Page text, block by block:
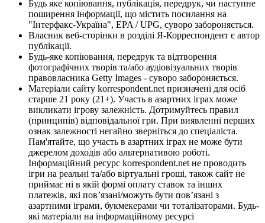
Будь яке копіювання, публікація, передрук, чи наступне
поширення інформації, що містить посилання на
"Інтерфакс-Україна", EPA / UPG, суворо забороняється.
Власник веб-сторінки в розділі Я-Корреспондент є автор
публікації.
Будь-яке копіювання, передрук та відтворення
фотографічних творів та/або аудіовізуальних творів
правовласника Getty Images - суворо забороняється.
Матеріали сайту korrespondent.net призначені для осіб
старше 21 року (21+). Участь в азартних іграх може
викликати ігрову залежність. Дотримуйтесь правил
(принципів) відповідальної гри. При виявленні перших
ознак залежності негайно зверніться до спеціаліста.
Пам'ятайте, що участь в азартних іграх не може бути
джерелом доходів або альтернативою роботі.
Інформаційний ресурс korrespondent.net не проводить
ігри на реальні та/або віртуальні гроші, також сайт не
приймає ні в якій формі оплату ставок та інших
платежів, які пов’язані/можуть бути пов’язані з
азартними іграми, букмекерами чи тоталізаторами. Будь-
які матеріали на інформаційному ресурсі